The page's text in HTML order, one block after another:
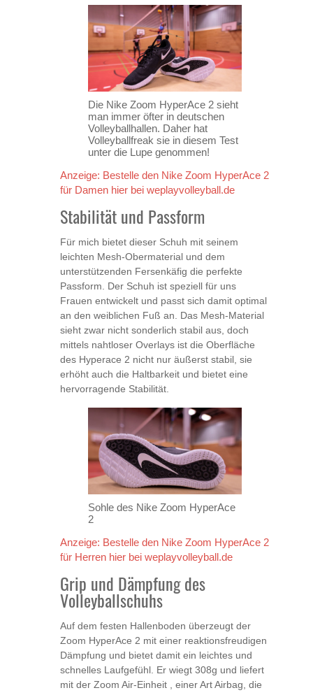
Die Nike Zoom HyperAce 2 sieht
man immer öfter in deutschen
Volleyballhallen. Daher hat
Volleyballfreak sie in diesem Test
unter die Lupe genommen!
Anzeige: Bestelle den Nike Zoom HyperAce 2
für Damen hier bei weplayvolleyball.de
Stabilität und Passform
Für mich bietet dieser Schuh mit seinem
leichten Mesh-Obermaterial und dem
unterstützenden Fersenkäfig die perfekte
Passform. Der Schuh ist speziell für uns
Frauen entwickelt und passt sich damit optimal
an den weiblichen Fuß an. Das Mesh-Material
sieht zwar nicht sonderlich stabil aus, doch
mittels nahtloser Overlays ist die Oberfläche
des Hyperace 2 nicht nur äußerst stabil, sie
erhöht auch die Haltbarkeit und bietet eine
hervorragende Stabilität.
Sohle des Nike Zoom HyperAce
2
Anzeige: Bestelle den Nike Zoom HyperAce 2
für Herren hier bei weplayvolleyball.de
Grip und Dämpfung des
Volleyballschuhs
Auf dem festen Hallenboden überzeugt der
Zoom HyperAce 2 mit einer reaktionsfreudigen
Dämpfung und bietet damit ein leichtes und
schnelles Laufgefühl. Er wiegt 308g und liefert
mit der Zoom Air-Einheit , einer Art Airbag, die